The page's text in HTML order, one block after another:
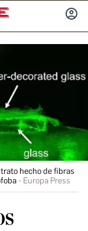
hecho de fibras
Europa Press